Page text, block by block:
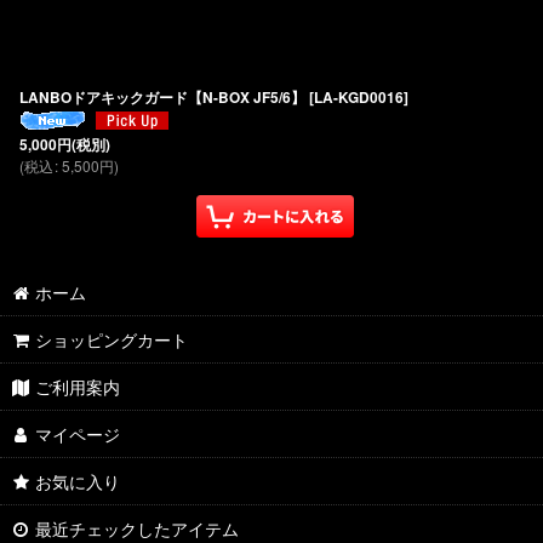
LANBOドアキックガード【N-BOX JF5/6】 [LA-KGD0016]
5,000円(税別)
(税込:5,500円)
ホーム
ショッピングカート
ご利用案内
マイページ
お気に入り
最近チェックしたアイテム